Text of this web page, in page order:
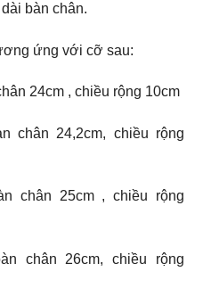
bàn chân.
ứng với cỡ sau:
24cm , chiều rộng 10cm
chân 24,2cm, chiều rộng
chân 25cm , chiều rộng
chân 26cm, chiều rộng